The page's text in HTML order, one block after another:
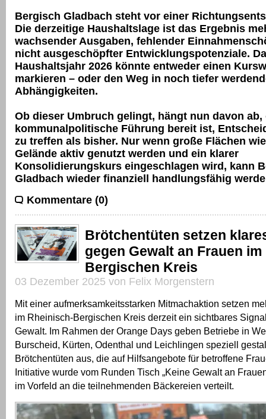
Bergisch Gladbach steht vor einer
Die derzeitige Haushaltslage ist das Ergebnis
wachsender Ausgaben, fehlender
nicht ausgeschöpfter Entwicklungspotenziale.
Haushaltsjahr 2026 könnte entweder einen
markieren – oder den Weg in noch tiefer
Abhängigkeiten.
Ob dieser Umbruch gelingt, hängt nun davon ab,
kommunalpolitische Führung bereit ist,
zu treffen als bisher. Nur wenn große Flächen
Gelände aktiv genutzt werden und ein klarer
Konsolidierungskurs eingeschlagen wird, kann
Gladbach wieder finanziell handlungsfähig
Kommentare (0)
Brötchentüten setzen
gegen Gewalt an Frauen
Bergischen Kreis
03 Dezember 2025 von Felix Morgenstern
Mit einer aufmerksamkeitsstarken Mitmachaktion setzen
im Rheinisch-Bergischen Kreis derzeit ein sichtbares
Gewalt. Im Rahmen der Orange Days geben Betriebe in
Burscheid, Kürten, Odenthal und Leichlingen speziell
Brötchentüten aus, die auf Hilfsangebote für betroffene
Initiative wurde vom Runden Tisch „Keine Gewalt an
im Vorfeld an die teilnehmenden Bäckereien verteilt.